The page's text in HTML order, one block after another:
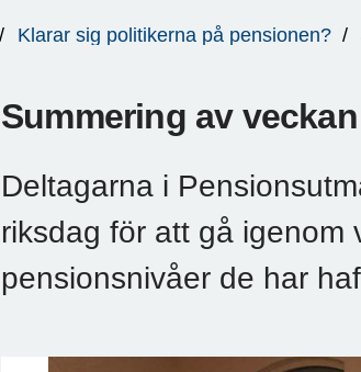
Klarar sig politikerna på pensionen?
Summering av veckan
Deltagarna i
riksdag för att gå igenom
pensionsnivåer de har